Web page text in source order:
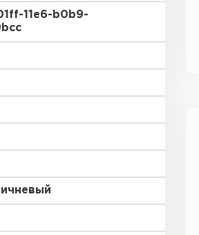
11e6-b0b9-